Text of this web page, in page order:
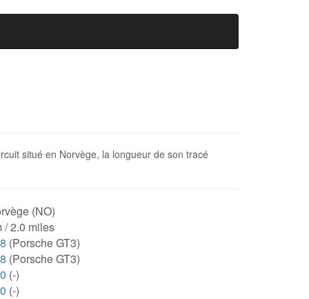
situé en Norvège, la longueur de son tracé
(NO)
/ 2.0 miles
(Porsche GT3)
(Porsche GT3)
(-)
(-)